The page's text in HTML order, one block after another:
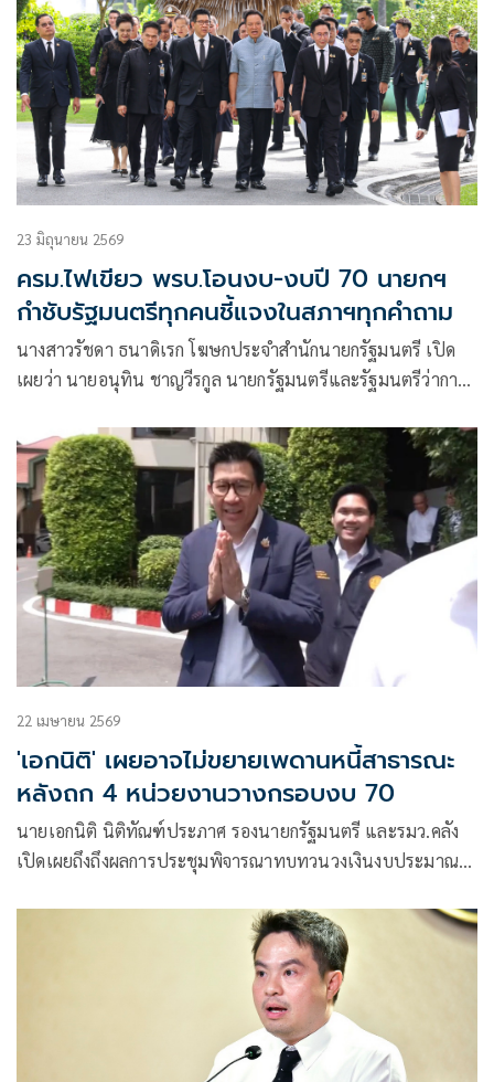
23 มิถุนายน 2569
ครม.ไฟเขียว พรบ.โอนงบ-งบปี 70 นายกฯ
กำชับรัฐมนตรีทุกคนชี้แจงในสภาฯทุกคำถาม
นางสาวรัชดา ธนาดิเรก โฆษกประจำสำนักนายกรัฐมนตรี เปิด
เผยว่า นายอนุทิน ชาญวีรกูล นายกรัฐมนตรีและรัฐมนตรีว่าการ
รัฐบาลให้ความสำคัญกับการอภิปราย ร่างพระราชบัญญัติโอนงบ
ประมาณรายจ่าย พ.ศ. …
22 เมษายน 2569
'เอกนิติ' เผยอาจไม่ขยายเพดานหนี้สาธารณะ
หลังถก 4 หน่วยงานวางกรอบงบ 70
นายเอกนิติ นิติทัณฑ์ประภาศ รองนายกรัฐมนตรี และรมว.คลัง
เปิดเผยถึงถึงผลการประชุมพิจารณาทบทวนวงเงินงบประมาณ
เศรษฐกิจ ที่มี นายอนุทิน ชาญวีรกูล